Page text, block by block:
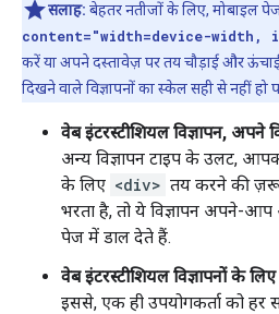
सलाह: बेहतर नतीजों के लिए, मोबाइल
content="width=device-
करें या अपने दस्तावेज़ पर तय चौड़ाई और
दिखने वाले विज्ञापनों का स्केल सही से नहीं हो
वेब इंटरस्टीशियल विज्ञापन, अपने
अन्य विज्ञापन टाइप के उलट,
के लिए <div> तय करने की
भरता है, तो ये विज्ञापन अपने-
पेज में डाल देते हैं.
वेब इंटरस्टीशियल विज्ञापनों के
इससे, एक ही उपयोगकर्ता को